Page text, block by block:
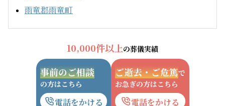
雨竜郡雨竜町
10,000件以上の葬儀実績
事前のご相談
の方はこちら
電話をかける
ご逝去・ご危篤で
お急ぎの方はこちら
電話をかける